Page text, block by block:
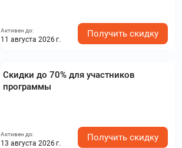
Активен до:
11 августа 2026 г.
Получить скидку
Скидки до 70% для участников
программы
Активен до:
13 августа 2026 г.
Получить скидку